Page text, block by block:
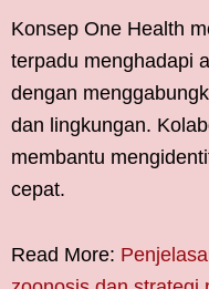
Konsep One Health
terpadu menghadapi
dengan
dan lingkungan.
membantu
cepat.
Read More: